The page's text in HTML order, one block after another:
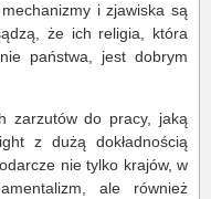
i zjawiska są
że ich religia, która
państwa, jest dobrym
zarzutów do pracy, jaką
z dużą dokładnością
nie tylko krajów, w
ale również